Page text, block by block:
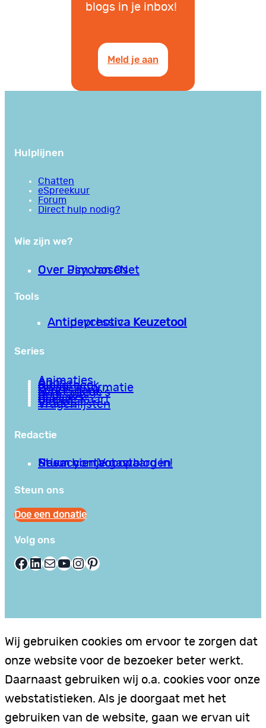
blogs in je inbox!
Meld je aan
Hulplijnen
Chatten
eSpreekuur
Forum
Direct hulp nodig?
Wie zijn we?
Over PsychoseNet
Over Jim van Os
Tools
Antipsychotica Keuzetool
Antidepressiva Keuzetool
Series
Animaties
Apps
Bibliotheek
Goede informatie
Kennisbank
Mini college’s
Podcasts
Reviews
Sociale Kaart
Video’s
Vragenlijsten
Redactie
Privacy en Voorwaarden
Stuur hier je gastblog in!
Neem contact op
Steun ons
Doe een donatie
Volg ons
Facebook LinkedIn E-mail YouTube InstagramPinterest
Wij gebruiken cookies om ervoor te zorgen dat
onze website voor de bezoeker beter werkt.
Daarnaast gebruiken wij o.a. cookies voor onze
webstatistieken. Als je doorgaat met het
gebruiken van de website, gaan we ervan uit